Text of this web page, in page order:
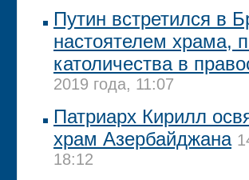
Путин встретился в
настоятелем храма,
католичества в
2019 года, 11:07
Патриарх Кирилл
храм Азербайджана
18:12